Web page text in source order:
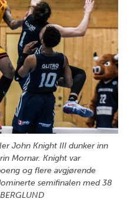
John Knight III dunker inn
Mornar. Knight var
og flere avgjørende
semifinalen med 38